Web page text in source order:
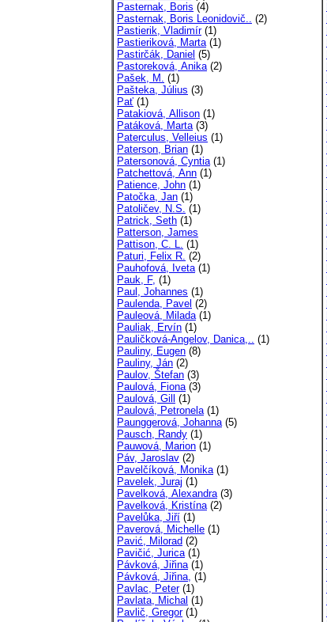
Pasternak, Boris (4)
Pasternak, Boris Leonidovič.. (2)
Pastierik, Vladimír(1)
Pastieriková, Marta(1)
Pastirčák, Daniel (5)
Pastoreková, Anika(2)
Pašek, M. (1)
Pašteka, Július (3)
Pať (1)
Patakiová, Allison (1)
Patáková, Marta(3)
Paterculus, Velleius (1)
Paterson, Brian (1)
Patersonová, Cyntia(1)
Patchettová, Ann (1)
Patience, John (1)
Patočka, Jan (1)
Patoličev, N.S. (1)
Patrick, Seth (1)
Patterson, James
Pattison, C. L. (1)
Paturi, Felix R. (2)
Pauhofová, Iveta(1)
Pauk, F, (1)
Paul, Johannes (1)
Paulenda, Pavel (2)
Pauleová, Milada(1)
Pauliak, Ervín (1)
Pauličková-Angelov, Danica,.. (1)
Pauliny, Eugen (8)
Pauliny, Ján (2)
Paulov, Štefan (3)
Paulová, Fiona(3)
Paulová, Gill
(1)
Paulová, Petronela(1)
Paunggerová, Johanna(5)
Pausch, Randy (1)
Pauwová, Marion (1)
Páv, Jaroslav (2)
Pavelčíková, Monika(1)
Pavelek, Juraj (1)
Pavelková, Alexandra(3)
Pavelková, Kristína(2)
Pavelůka, Jiří (1)
Paverová, Michelle (1)
Pavić, Milorad (2)
Pavičić, Jurica(1)
Pávková, Jiřina(1)
Pávková, Jiřina, (1)
Pavlac, Peter(1)
Pavlata, Michal (1)
Pavlič, Gregor(1)